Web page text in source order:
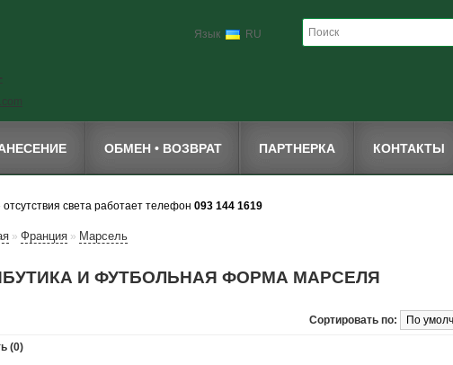
Язык RU
ОБМЕН • ВОЗВРАТ ПАРТНЕРКА КОНТАКТЫ
отсутствия света работает телефон 093 144 1619
» Франция » Марсель
И ФУТБОЛЬНАЯ ФОРМА МАРСЕЛЯ
Сортировать по:
(0)